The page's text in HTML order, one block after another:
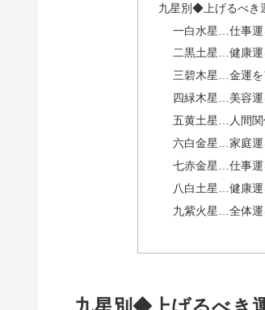
九星別◆上げるべき
一白水星…仕事運
二黒土星…健康運
三碧木星…金運を
四緑木星…美容運
五黄土星…人間関
六白金星…家庭運
七赤金星…仕事運
八白土星…健康運
九紫火星…全体運